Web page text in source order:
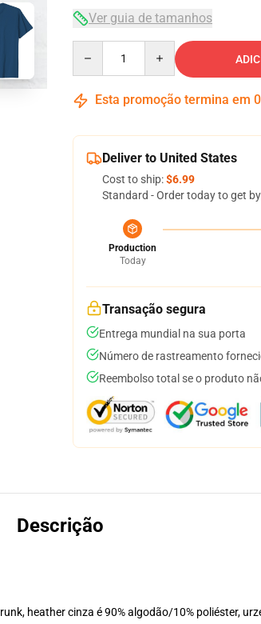
Ver guia de tamanhos
Esta promoção termina em
Deliver to United States
Cost to ship:$6.99
Standard - Order today to get by
Production
Today
Transação segura
Entrega mundial na sua porta
Número de rastreamento
Reembolso total se o produto
Descrição
heather cinza é 90% algodão/10% poliéster,